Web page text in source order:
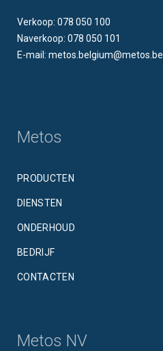
Verkoop: 078 050 100
Naverkoop: 078 050 101
E-mail: metos.belgium@metos.be
Metos
PRODUCTEN
DIENSTEN
ONDERHOUD
BEDRIJF
CONTACTEN
Metos NV